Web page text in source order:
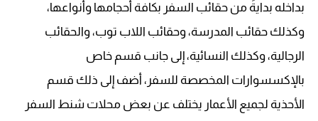
بداخله بدايةً من حقائب السفر بكافة أحجامها وأنواعها،
وكذلك حقائب المدرسة، وحقائب اللاب توب، والحقائب
الرجالية، وكذلك النسائية، إلى جانب قسم خاص
بالإكسسوارات المخصصة للسفر، أضف إلى ذلك قسم
الأحذية لجميع الأعمار يختلف عن بعض محلات شنط السفر